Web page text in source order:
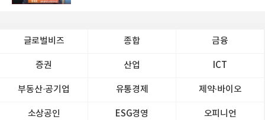
글로벌비즈 종합 금융
증권 산업 ICT
부동산·공기업 유통경제 제약∙바이오
소상공인 ESG경영 오피니언